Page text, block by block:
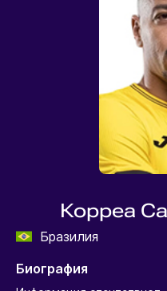
Корреа
Бразилия
Биография